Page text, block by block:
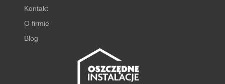
Kontakt
O firmie
Blog